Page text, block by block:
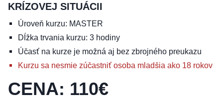
KRÍZOVEJ SITUÁCII
Úroveň kurzu: MASTER
Dĺžka trvania kurzu: 3 hodiny
Účasť na kurze je možná aj bez zbrojného preukazu
Kurzu sa nesmie zúčastniť osoba mladšia ako 18 rokov
CENA: 110€